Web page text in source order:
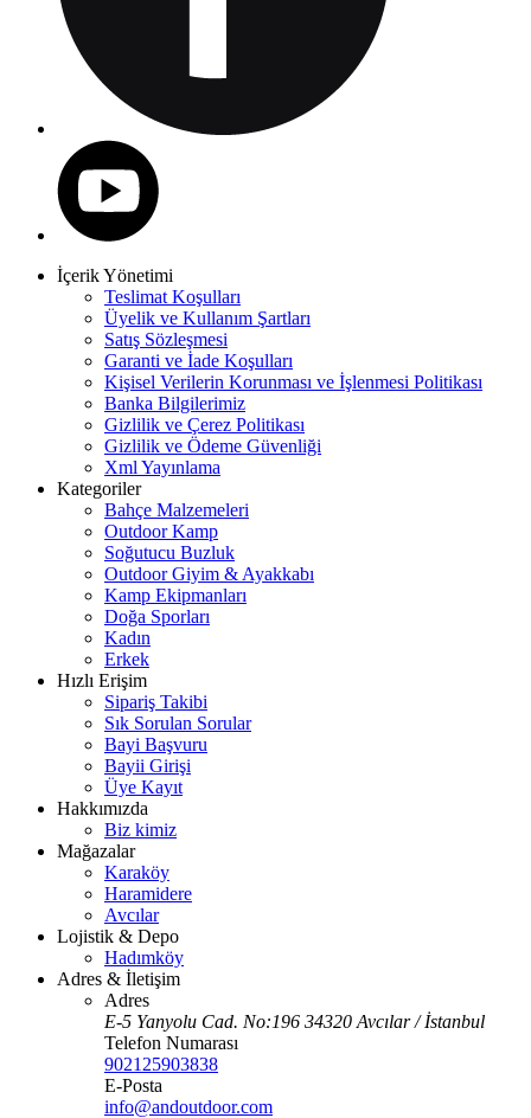
İçerik Yönetimi
Teslimat Koşulları
Üyelik ve Kullanım Şartları
Satış Sözleşmesi
Garanti ve İade Koşulları
Kişisel Verilerin Korunması ve İşlenmesi Politikası
Banka Bilgilerimiz
Gizlilik ve Çerez Politikası
Gizlilik ve Ödeme Güvenliği
Xml Yayınlama
Kategoriler
Bahçe Malzemeleri
Outdoor Kamp
Soğutucu Buzluk
Outdoor Giyim & Ayakkabı
Kamp Ekipmanları
Doğa Sporları
Kadın
Erkek
Hızlı Erişim
Sipariş Takibi
Sık Sorulan Sorular
Bayi Başvuru
Bayii Girişi
Üye Kayıt
Hakkımızda
Biz kimiz
Mağazalar
Karaköy
Haramidere
Avcılar
Lojistik & Depo
Hadımköy
Adres & İletişim
Adres
E-5 Yanyolu Cad. No:196 34320 Avcılar / İstanbul
Telefon Numarası
902125903838
E-Posta
info@andoutdoor.com